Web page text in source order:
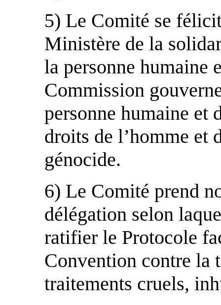
5) Le Comité se
Ministère de la
la personne humaine
Commission
personne humaine et
droits de l’homme et
génocide.
6) Le Comité prend
délégation selon
ratifier le Protocole
Convention contre la
traitements cruels,